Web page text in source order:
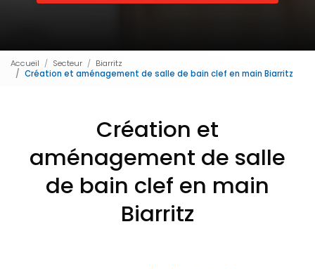
Accueil Secteur
Biarritz
Création et aménagement de salle de bain clef en main Biarritz
Création et
aménagement de salle
de bain clef en main
Biarritz